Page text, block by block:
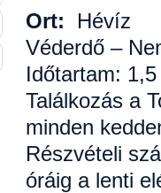
Ort:
Hévíz
Véderdő –
Időtartam:
Találkozás a
minden
Részvételi
óráig a lenti